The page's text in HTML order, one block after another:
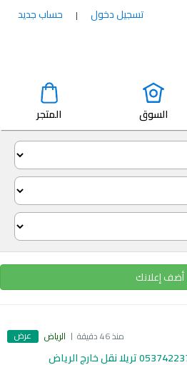
تسجيل دخول | حساب جديد
السوق المتجر
أضف إعلانك
منذ 46 دقيقة الرياض عرض